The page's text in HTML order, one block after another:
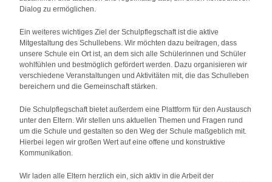
Dialog zu ermöglichen.
Ein weiteres wichtiges Ziel der Schulpflegschaft ist die aktive
Mitgestaltung des Schullebens. Wir möchten dazu beitragen, dass
unsere Schule ein Ort ist, an dem sich alle Schülerinnen und Schüler
wohlfühlen und bestmöglich gefördert werden. Dazu organisieren wir
verschiedene Veranstaltungen und Aktivitäten mit, die das Schulleben
bereichern und die Gemeinschaft stärken.
Die Schulpflegschaft bietet außerdem eine Plattform für den Austausch
unter den Eltern. Wir stellen uns aktuellen Themen und Fragen rund
um die Schule und gestalten so den Weg der Schule maßgeblich mit.
Hierbei legen wir großen Wert auf eine offene und konstruktive
Kommunikation.
Wir laden alle Eltern herzlich ein, sich aktiv in die Arbeit der